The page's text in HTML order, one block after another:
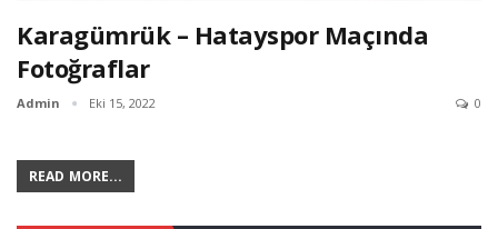
Karagümrük – Hatayspor Maçında
Fotoğraflar
Admin Eki 15, 2022 0
READ MORE...